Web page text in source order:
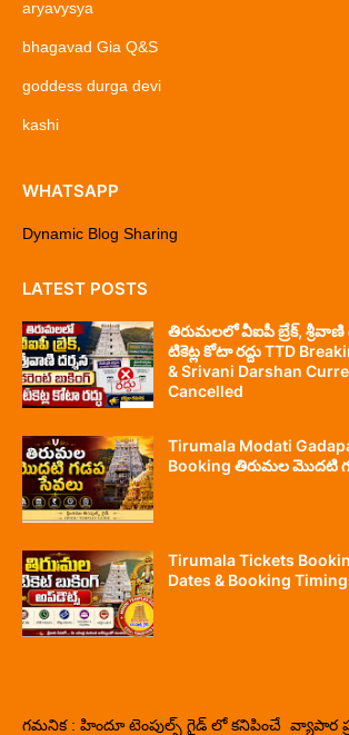
aryavysya
bhagavad Gia Q&S
goddess durga devi
kashi
WHATSAPP
Dynamic Blog Sharing
LATEST POSTS
తిరుమలలో వీఐపీ బ్రేక్, శ్రీవాణి
టికెట్ల కోటా రద్దు TTD
& Srivani Darshan
Cancelled
Tirumala Modati
Booking తిరుమల మొదటి
Tirumala Tickets
Dates & Booking
గమనిక : హిందూ టెంపుల్స్ గైడ్ లో కనిపించే వ్యాపార